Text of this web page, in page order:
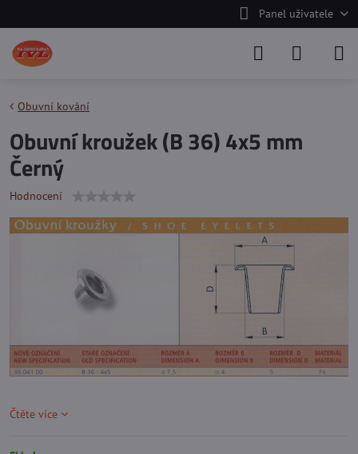
Panel uživatele
Obuvní kování
Obuvní kroužek (B 36) 4x5 mm
Černý
Hodnocení
Čtěte více